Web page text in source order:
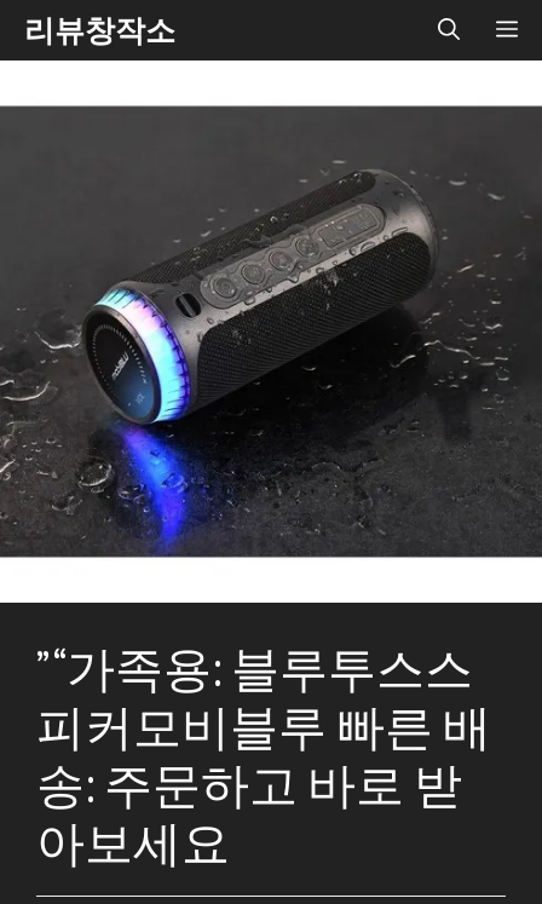
Skip리뷰창작소
” “가족용: 블루투스스
피커모비블루 빠른 배
송: 주문하고 바로 받
아보세요